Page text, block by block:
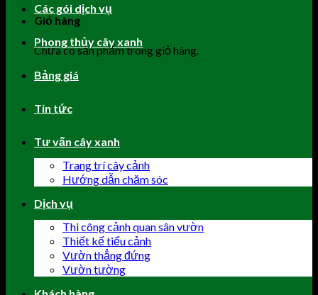
Giỏ hàng
Chưa có sản phẩm trong giỏ hàng.
Các gói dịch vụ
Phong thủy cây xanh
Bảng giá
Tin tức
Tư vấn cây xanh
Trang trí cây cảnh
Hướng dẫn chăm sóc
Dịch vụ
Thi công cảnh quan sân vườn
Thiết kế tiểu cảnh
Vườn thẳng đứng
Vườn tường